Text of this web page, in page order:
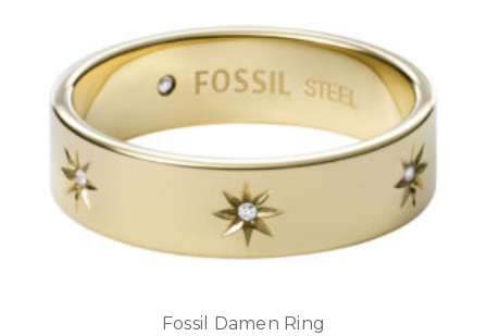
Fossil Damen Ring